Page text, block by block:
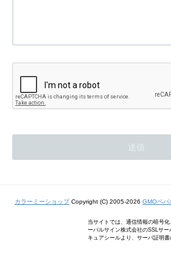
カラーミーショップCopyright (C) 2005-2026 GMOペパ
当サイトでは、通信情報の暗号
ーバルサイン株式会社のSSLサ
キュアシールより、サーバ証明書